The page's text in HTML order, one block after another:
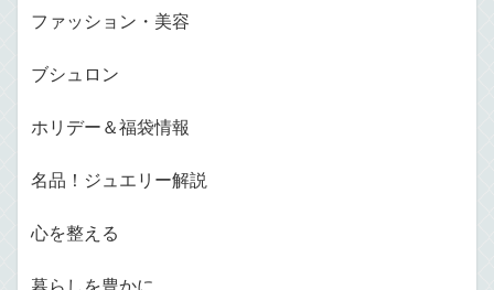
ファッション・美容
ブシュロン
ホリデー＆福袋情報
名品！ジュエリー解説
心を整える
暮らしを豊かに